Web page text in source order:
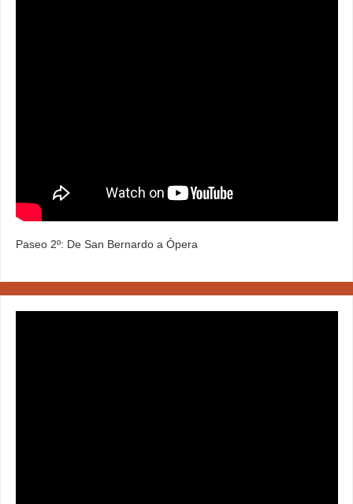
Paseo 2º: De San Bernardo a Ópera